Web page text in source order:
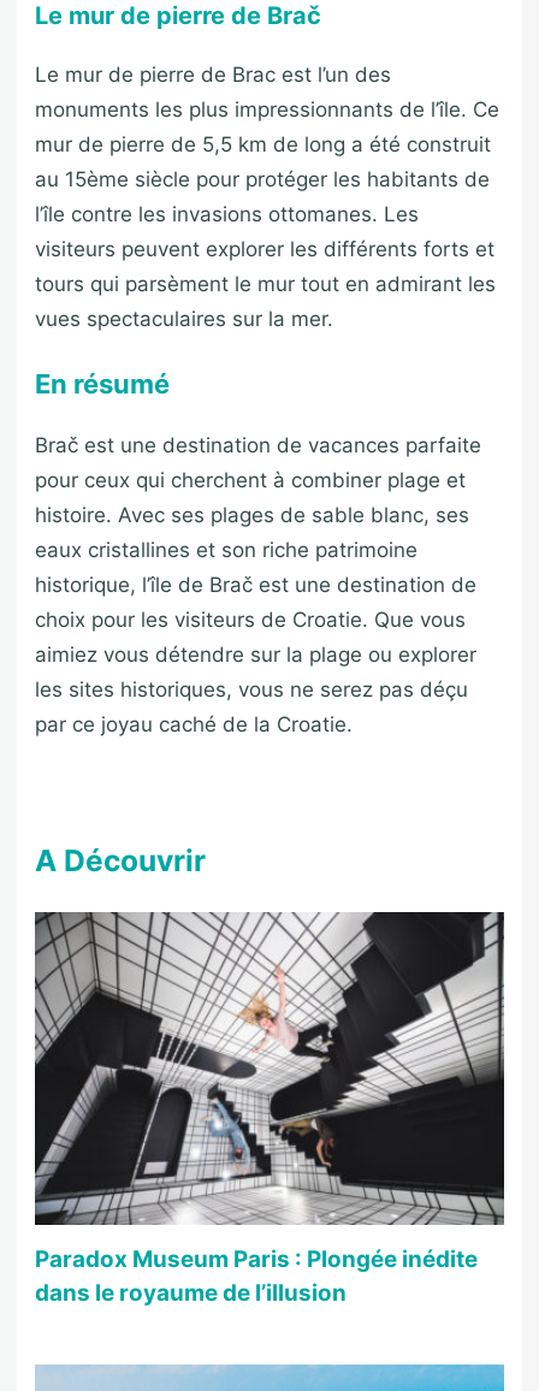
Le mur de pierre de Brač
Le mur de pierre de Brac est l’un des
monuments les plus impressionnants de l’île. Ce
mur de pierre de 5,5 km de long a été construit
au 15ème siècle pour protéger les habitants de
l’île contre les invasions ottomanes. Les
visiteurs peuvent explorer les différents forts et
tours qui parsèment le mur tout en admirant les
vues spectaculaires sur la mer.
En résumé
Brač est une destination de vacances parfaite
pour ceux qui cherchent à combiner plage et
histoire. Avec ses plages de sable blanc, ses
eaux cristallines et son riche patrimoine
historique, l’île de Brač est une destination de
choix pour les visiteurs de Croatie. Que vous
aimiez vous détendre sur la plage ou explorer
les sites historiques, vous ne serez pas déçu
par ce joyau caché de la Croatie.
A Découvrir
Paradox Museum Paris : Plongée inédite
dans le royaume de l’illusion